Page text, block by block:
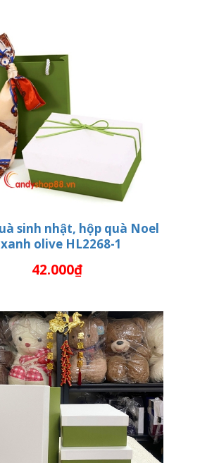
THÊM VÀO GIỎ HÀNG
sinh nhật, hộp quà Noel
xanh olive HL2268-1
42.000₫